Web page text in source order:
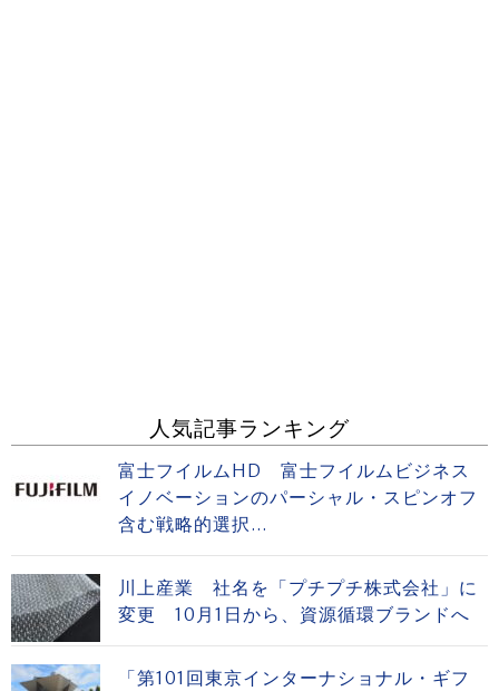
人気記事ランキング
富士フイルムHD 富士フイルムビジネス
イノベーションのパーシャル・スピンオフ
含む戦略的選択...
川上産業 社名を「プチプチ株式会社」に
変更 10月1日から、資源循環ブランドへ
「第101回東京インターナショナル・ギフ